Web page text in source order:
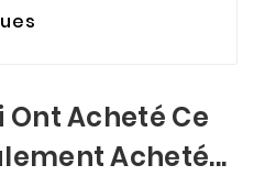
Ont Acheté Ce
Acheté...